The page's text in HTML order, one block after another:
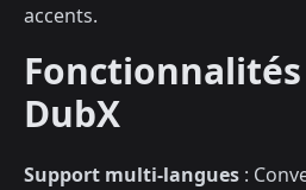
accents.
Fonctionnalités
DubX
Support multi-langues :